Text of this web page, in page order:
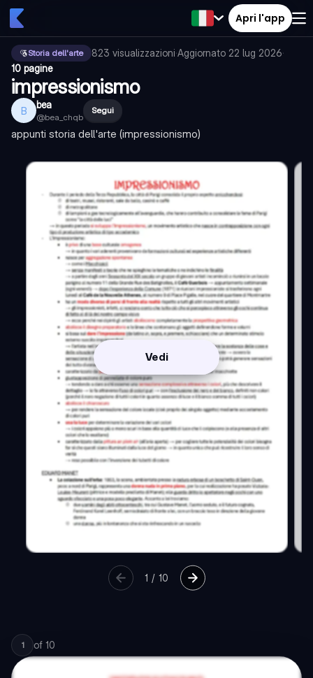
Apri l'app
Storia dell'arte 823 visualizzazioni·Aggiornato 22 lug 2026·
10 pagine
impressionismo
B bea
@bea_chqb
Segui
appunti storia dell'arte (impressionismo)
Vedi
1 / 10
1 of 10